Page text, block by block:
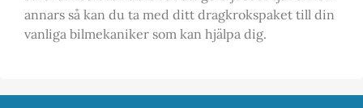
annars så kan du ta med ditt dragkrokspaket till din
vanliga bilmekaniker som kan hjälpa dig.